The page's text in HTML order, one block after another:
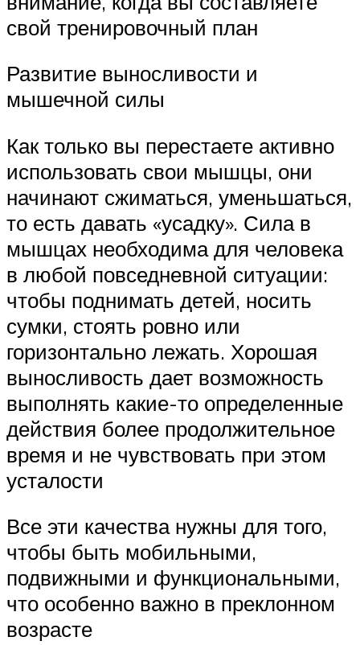
свой тренировочный план
Развитие выносливости и
мышечной силы
Как только вы перестаете активно
использовать свои мышцы, они
начинают сжиматься, уменьшаться,
то есть давать «усадку». Сила в
мышцах необходима для человека
в любой повседневной ситуации:
чтобы поднимать детей, носить
сумки, стоять ровно или
горизонтально лежать. Хорошая
выносливость дает возможность
выполнять какие-то определенные
действия более продолжительное
время и не чувствовать при этом
усталости
Все эти качества нужны для того,
чтобы быть мобильными,
подвижными и функциональными,
что особенно важно в преклонном
возрасте